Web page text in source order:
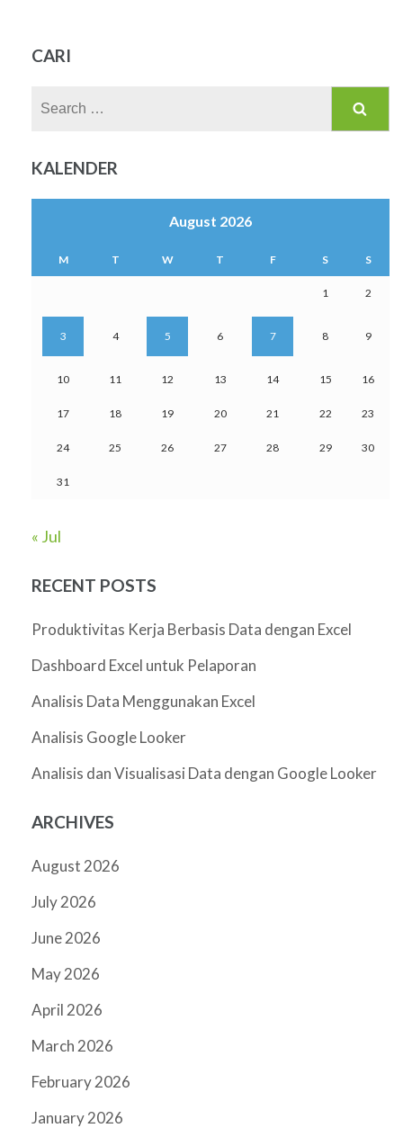
CARI
KALENDER
August 2026
M T W T F S S
1 2
3 4 5 6 7 8 9
10 11 12 13 14 15 16
17 18 19 20 21 22 23
24 25 26 27 28 29 30
31
« Jul
RECENT POSTS
Produktivitas Kerja Berbasis Data dengan Excel
Dashboard Excel untuk Pelaporan
Analisis Data Menggunakan Excel
Analisis Google Looker
Analisis dan Visualisasi Data dengan Google Looker
ARCHIVES
August 2026
July 2026
June 2026
May 2026
April 2026
March 2026
February 2026
January 2026